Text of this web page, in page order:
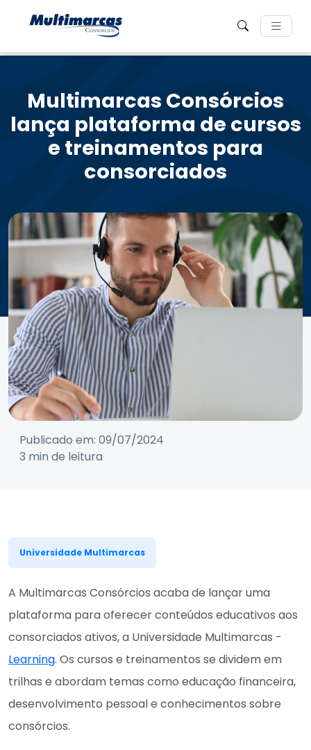
Multimarcas Consórcios
lança plataforma de cursos
e treinamentos para
consorciados
Publicado em: 09/07/2024
3 min de leitura
Universidade Multimarcas
A Multimarcas Consórcios acaba de lançar uma
plataforma para oferecer conteúdos educativos aos
consorciados ativos, a Universidade Multimarcas -
Learning. Os cursos e treinamentos se dividem em
trilhas e abordam temas como educação financeira,
desenvolvimento pessoal e conhecimentos sobre
consórcios.